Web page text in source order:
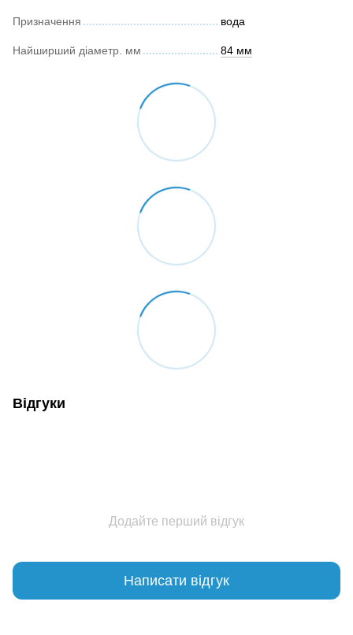
Призначення вода
Найширший діаметр. мм 84 мм
Відгуки
Додайте перший відгук
Написати відгук